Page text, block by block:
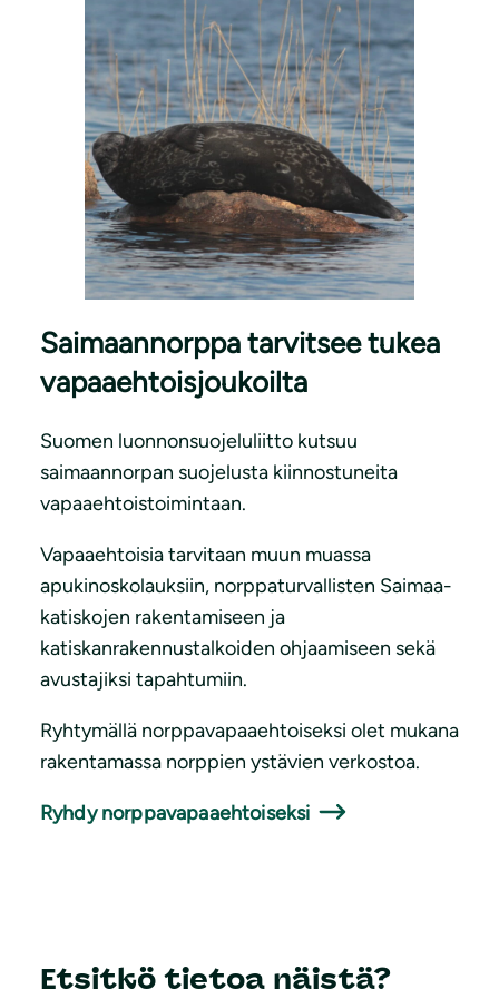
Saimaannorppa tarvitsee tukea
vapaaehtoisjoukoilta
Suomen luonnonsuojeluliitto kutsuu
saimaannorpan suojelusta kiinnostuneita
vapaaehtoistoimintaan.
Vapaaehtoisia tarvitaan muun muassa
apukinoskolauksiin, norppaturvallisten Saimaa-
katiskojen rakentamiseen ja
katiskanrakennustalkoiden ohjaamiseen sekä
avustajiksi tapahtumiin.
Ryhtymällä norppavapaaehtoiseksi olet mukana
rakentamassa norppien ystävien verkostoa.
Ryhdy norppavapaaehtoiseksi
Etsitkö tietoa näistä?